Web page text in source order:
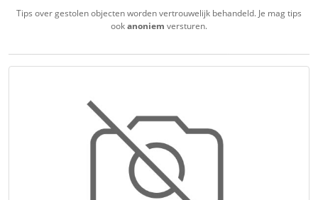
Tips over gestolen objecten worden vertrouwelijk behandeld. Je mag tips
ookanoniem versturen.